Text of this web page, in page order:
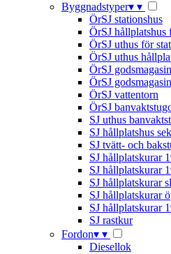
Byggnadstyper▾ ▾
ÖrSJ stationshus
ÖrSJ hållplatshus
ÖrSJ uthus för
ÖrSJ uthus
ÖrSJ
ÖrSJ
ÖrSJ vattentorn
ÖrSJ
SJ uthus
SJ hållplatshus
SJ tvätt- och
SJ hållplatskurar
SJ hållplatskurar
SJ hållplatskurar
SJ hållplatskurar
SJ hållplatskurar
SJ rastkur
Fordon▾ ▾
Diesellok